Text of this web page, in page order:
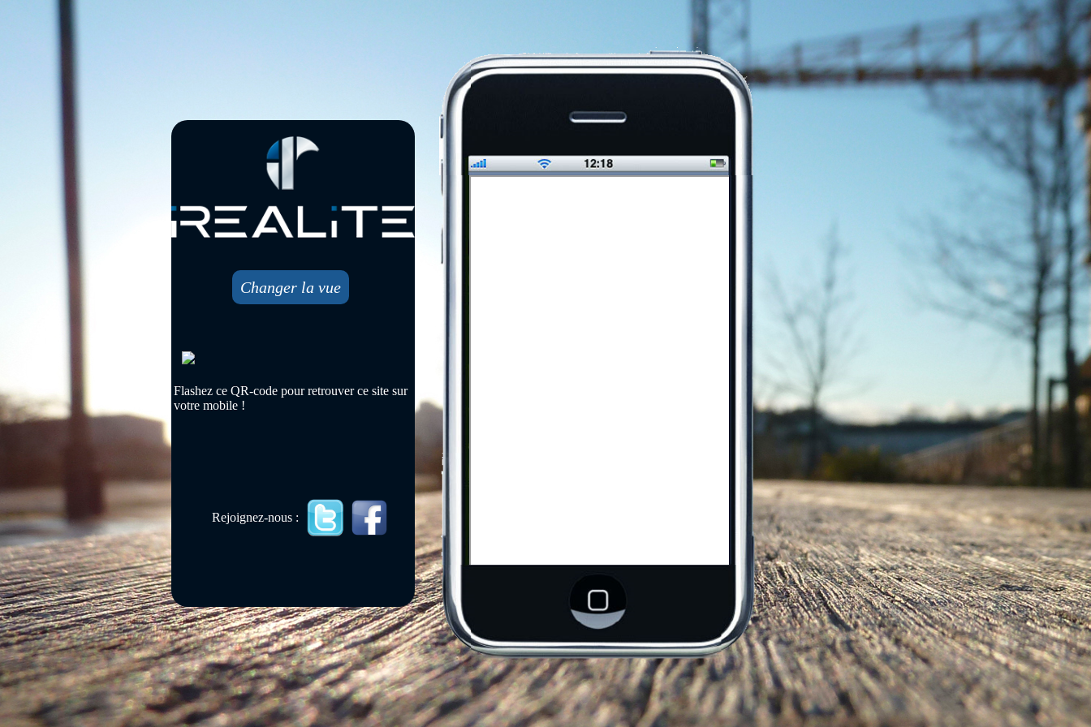
Changer la vue
Flashez ce QR-code pour retrouver ce site sur
votre mobile !
Rejoignez-nous :